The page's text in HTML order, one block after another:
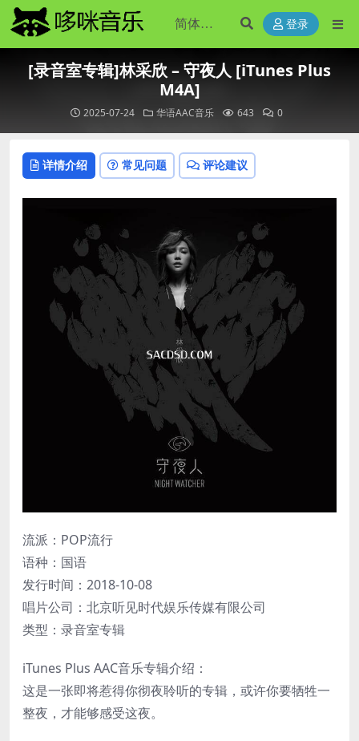
登录
[录音室专辑]林采欣 – 守夜人 [iTunes Plus
M4A]
2025-07-24 华语AAC音乐 643 0
详情介绍 常见问题 评论建议
流派：POP流行
语种：国语
发行时间：2018-10-08
唱片公司：北京听见时代娱乐传媒有限公司
类型：录音室专辑
iTunes Plus AAC音乐专辑介绍：
这是一张即将惹得你彻夜聆听的专辑，或许你要牺牲一
整夜，才能够感受这夜。